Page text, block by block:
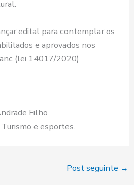
edital para contemplar os
e aprovados nos
(lei 14017/2020).
Filho
e esportes.
Post seguinte →